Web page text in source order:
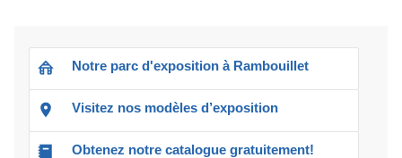
Notre parc d'exposition à Rambouillet
Visitez nos modèles d’exposition
Obtenez notre catalogue gratuitement!